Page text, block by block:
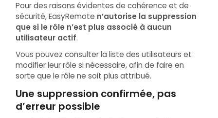
Pour des raisons évidentes de cohérence et de
sécurité, EasyRemote n’autorise la suppression
que si le rôle n’est plus associé à aucun
utilisateur actif.
Vous pouvez consulter la liste des utilisateurs et
modifier leur rôle si nécessaire, afin de faire en
sorte que le rôle ne soit plus attribué.
Une suppression confirmée, pas
d’erreur possible